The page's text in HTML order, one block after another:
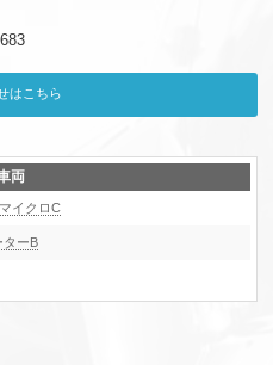
はこちら
両
イクロC
ターB